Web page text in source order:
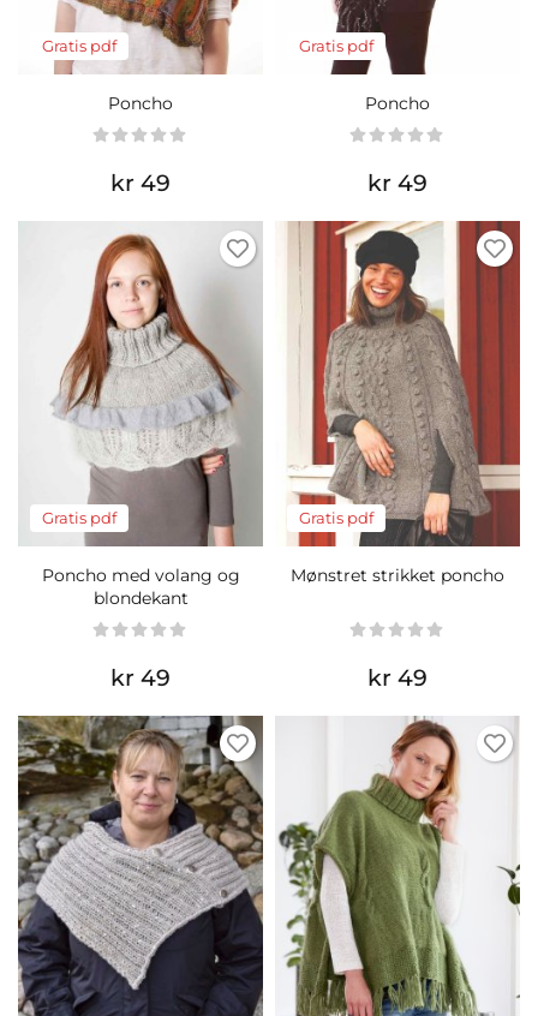
Gratis pdf
Poncho
kr 49
Gratis pdf
Poncho
kr 49
Gratis pdf
Poncho med volang og
blondekant
kr 49
Gratis pdf
Mønstret strikket poncho
kr 49